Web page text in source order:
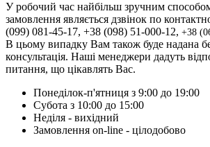
У робочий час найбільш зручним
замовлення являється дзвінок по
(099) 081-45-17, +38 (098) 51-000-12, +38
В цьому випадку Вам також буде надана
консультація. Наші менеджери дадуть
питання, що цікавлять Вас.
Понеділок-п'ятниця з 9:00 до 19:00
Субота з 10:00 до 15:00
Неділя - вихідний
Замовлення on-line - цілодобово